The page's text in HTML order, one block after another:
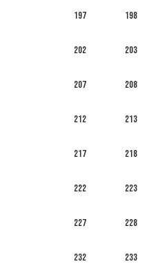
197 198
202 203
207 208
212 213
217 218
222 223
227 228
232 233